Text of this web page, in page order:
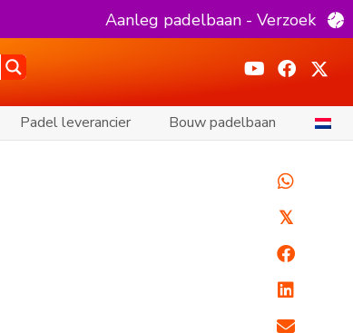
Aanleg padelbaan - Verzoek
Padel leverancier Bouw padelbaan
𝕏